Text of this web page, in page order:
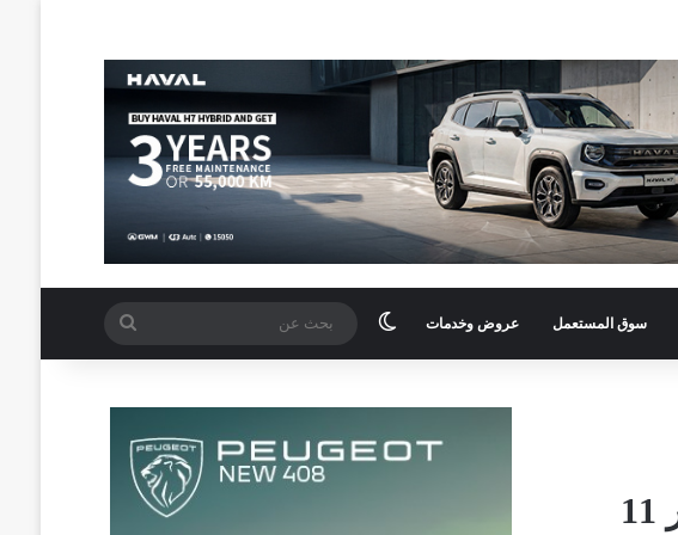
سوق المستعمل عروض وخدمات الوضع المظلم بحث
عن
قصراوي جروب تُطلق علامة Avatar في مصر وتقدّم أڤاتار 11